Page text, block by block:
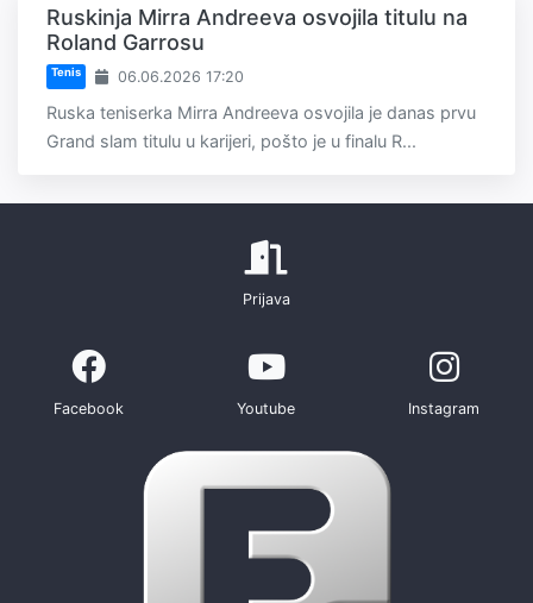
Ruskinja Mirra Andreeva osvojila titulu na
Roland Garrosu
Tenis 06.06.2026 17:20
Ruska teniserka Mirra Andreeva osvojila je danas prvu
Grand slam titulu u karijeri, pošto je u finalu R...
Prijava
Facebook Youtube Instagram